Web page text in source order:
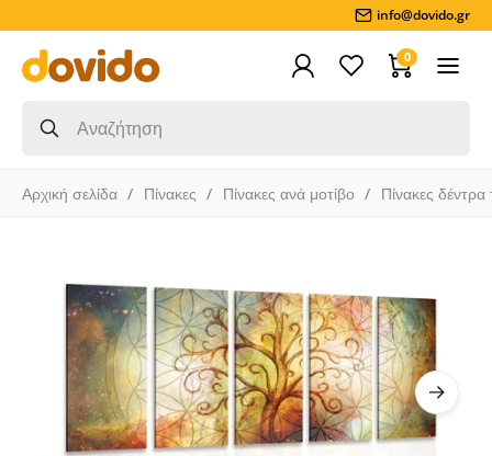
info@dovido.gr
0
Αρχική σελίδα Πίνακες Πίνακες ανά μοτίβο Πίνακες